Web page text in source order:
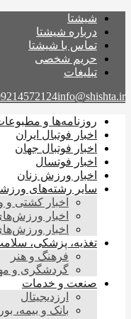
شیشتا
درباره شیشتا
تماس با شیشتا
حریم شخصی
تبلیغات
info@shishta.ir
روزنامه‌ها و
اخبار فوتبال ایران
اخبار فوتبال جهان
اخبار فوتسال
اخبار ورزش زنان
سایر رشته‌های
اخبار کشتی و
اخبار
اخبار
تغذیه، پزشکی،
فرهنگ و هنر
گردشگری و
صنعت و خدمات
ارزدیجیتال
بانک و بیمه،